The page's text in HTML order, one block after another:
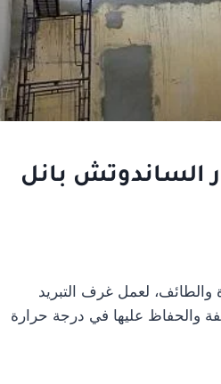
الساندوتش بانل
لعمل غرف التبريد
والحفاظ عليها في درجة حرارة